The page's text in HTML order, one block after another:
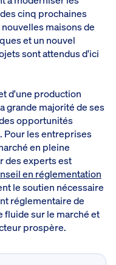
cinq prochaines
maisons de
et un nouvel
sont attendus d'ici
d'une production
grande majorité de ses
opportunités
Pour les entreprises
en pleine
des experts est
en réglementation
le soutien nécessaire
réglementaire de
fluide sur le marché et
prospère.